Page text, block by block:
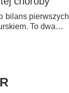
bilans pierwszych
To dwa…